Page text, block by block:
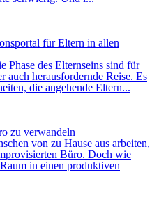
für Eltern in allen
Phase des Elternseins sind für
auch herausfordernde Reise. Es
die angehende Eltern...
zu verwandeln
von zu Hause aus arbeiten,
Büro. Doch wie
in einen produktiven